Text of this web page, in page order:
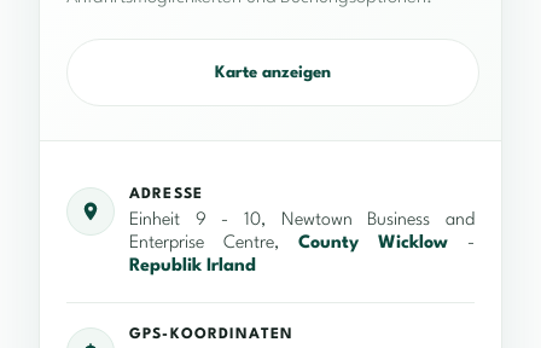
Karte anzeigen
ADRESSE
Einheit 9 - 10, Newtown Business and
Enterprise Centre, County Wicklow -
Republik Irland
GPS-KOORDINATEN